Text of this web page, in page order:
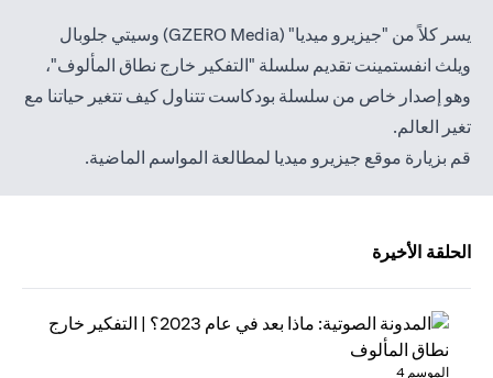
يسر كلاً من "جيزيرو ميديا" (GZERO Media) وسيتي جلوبال
ويلث انفستمينت تقديم سلسلة "التفكير خارج نطاق المألوف"،
وهو إصدار خاص من سلسلة بودكاست تتناول كيف تتغير حياتنا مع
تغير العالم.
قم بزيارة موقع جيزيرو ميديا لمطالعة المواسم الماضية.
الحلقة الأخيرة
الموسم 4